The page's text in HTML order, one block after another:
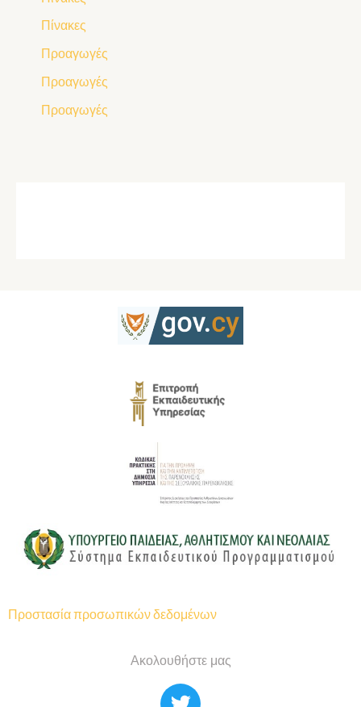
Πίνακες
Προαγωγές
Προαγωγές
Προαγωγές
Προστασία προσωπικών δεδομένων
Ακολουθήστε μας